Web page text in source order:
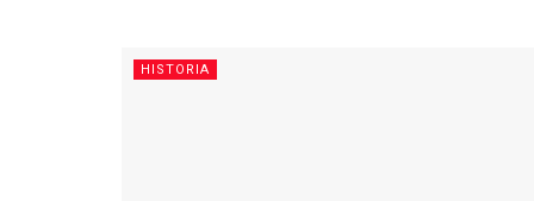
HISTORIA